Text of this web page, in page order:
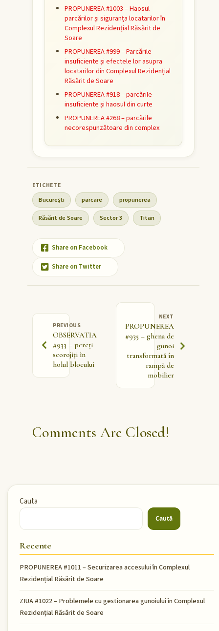
PROPUNEREA #1003 – Haosul
parcărilor și siguranța locatarilor în
Complexul Rezidențial Răsărit de
Soare
PROPUNEREA #999 – Parcările
insuficiente și efectele lor asupra
locatarilor din Complexul Rezidențial
Răsărit de Soare
PROPUNEREA #918 – parcările
insuficiente și haosul din curte
PROPUNEREA #268 – parcările
necorespunzătoare din complex
București parcare propunerea
Răsărit de Soare Sector 3 Titan
Share on Facebook
Share on Twitter
PREVIOUS
OBSERVATIA
#933 – pereți
scorojiți în
holul blocului
NEXT
PROPUNEREA
#935 – ghena de
gunoi
transformată în
rampă de
mobilier
Comments Are Closed!
Cauta
Caută
Recente
PROPUNEREA #1011 – Securizarea accesului în Complexul
Rezidențial Răsărit de Soare
ZIUA #1022 – Problemele cu gestionarea gunoiului în Complexul
Rezidențial Răsărit de Soare